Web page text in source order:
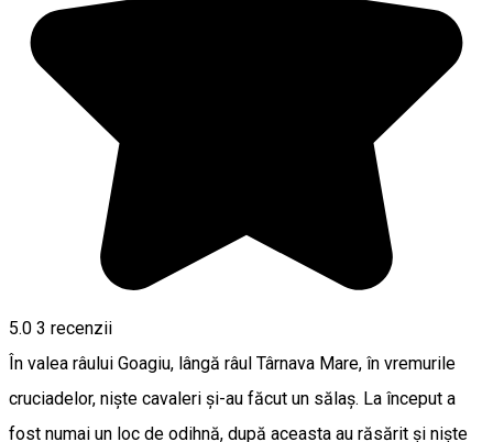
5.0 3 recenzii
În valea râului Goagiu, lângă râul Târnava Mare, în vremurile
cruciadelor, niște cavaleri și-au făcut un sălaș. La început a
fost numai un loc de odihnă, după aceasta au răsărit și niște